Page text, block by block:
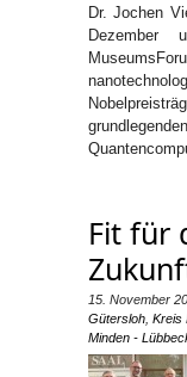
Dr. Jochen
Fit für
15. November
Gütersloh Kreis
Minden -